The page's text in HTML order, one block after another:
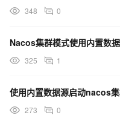
348 0
325 1
使用内置数据源启动nacos集
273 0